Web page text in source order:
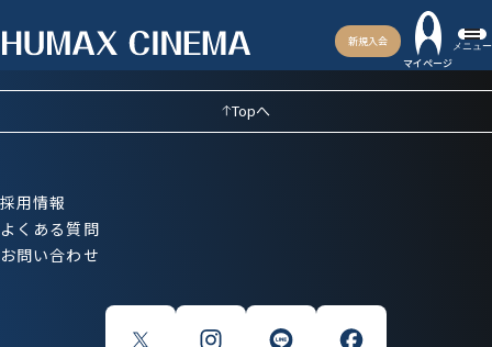
新規入会
マイページ
メニュー
Topへ
採用情報
よくある質問
お問い合わせ